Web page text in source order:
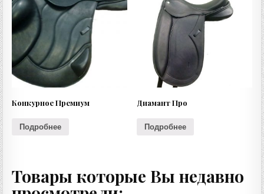
Конкурное Премиум
Подробнее
Диамант Про
Подробнее
Товары которые Вы недавно